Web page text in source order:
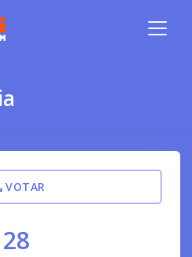
VOTAR
28